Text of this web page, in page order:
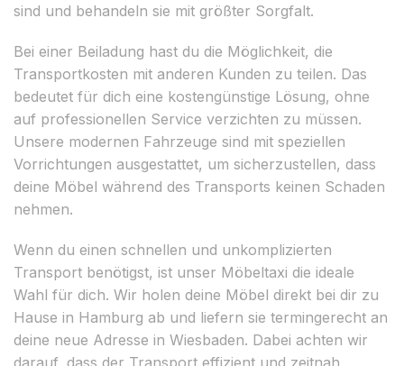
sind und behandeln sie mit größter Sorgfalt.
Bei einer Beiladung hast du die Möglichkeit, die
Transportkosten mit anderen Kunden zu teilen. Das
bedeutet für dich eine kostengünstige Lösung, ohne
auf professionellen Service verzichten zu müssen.
Unsere modernen Fahrzeuge sind mit speziellen
Vorrichtungen ausgestattet, um sicherzustellen, dass
deine Möbel während des Transports keinen Schaden
nehmen.
Wenn du einen schnellen und unkomplizierten
Transport benötigst, ist unser Möbeltaxi die ideale
Wahl für dich. Wir holen deine Möbel direkt bei dir zu
Hause in Hamburg ab und liefern sie termingerecht an
deine neue Adresse in Wiesbaden. Dabei achten wir
darauf, dass der Transport effizient und zeitnah